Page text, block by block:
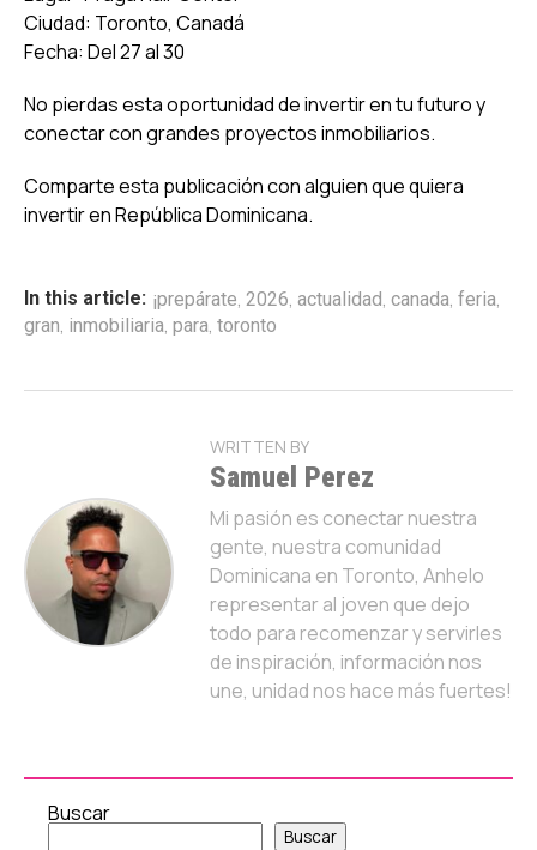
Ciudad: Toronto, Canadá
Fecha: Del 27 al 30
No pierdas esta oportunidad de invertir en tu futuro y
conectar con grandes proyectos inmobiliarios.
Comparte esta publicación con alguien que quiera
invertir en República Dominicana.
In this article: ¡prepárate, 2026, actualidad, canada, feria,
gran, inmobiliaria, para, toronto
WRITTEN BY
Samuel Perez
Mi pasión es conectar nuestra
gente, nuestra comunidad
Dominicana en Toronto, Anhelo
representar al joven que dejo
todo para recomenzar y servirles
de inspiración, información nos
une, unidad nos hace más fuertes!
Buscar
Buscar